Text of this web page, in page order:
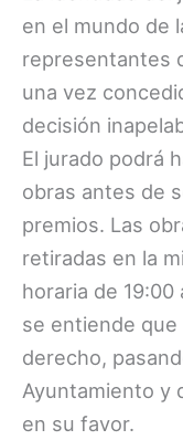
en el mundo de
representantes
una vez
decisión
El jurado podrá
obras antes de
premios. Las
retiradas en la
horaria de
se entiende
derecho,
Ayuntamiento y
en su favor.